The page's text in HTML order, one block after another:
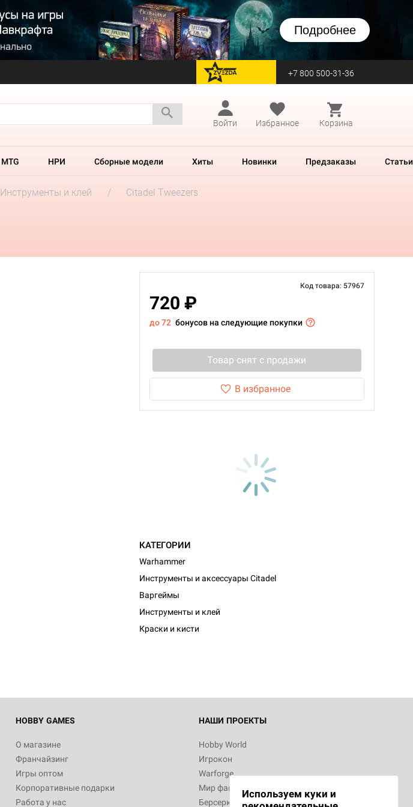
Подробнее
перейти на Zvezda +7 800 500-31-36
Войти
Избранное Корзина
MTG НРИ Сборные модели Хиты Новинки Предзаказы Статьи
Инструменты и клей Citadel Tweezers
Код товара: 57967
720 ₽
до 72 бонусов на следующие покупки
Товар снят с продажи
В избранное
КАТЕГОРИИ
Warhammer
Инструменты и аксессуары Citadel
Варгеймы
Инструменты и клей
Краски и кисти
HOBBY GAMES
О магазине
Франчайзинг
Игры оптом
Корпоративные подарки
Работа у нас
НАШИ ПРОЕКТЫ
Hobby World
Игрокон
Warforge
Мир фантастики
Берсерк
Используем куки и